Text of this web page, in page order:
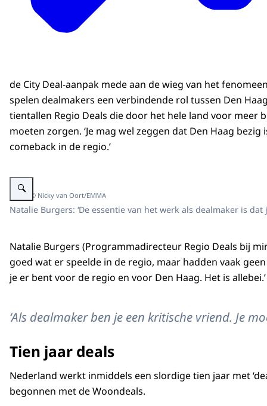
de City Deal-aanpak mede aan de wieg van het fenomeen
spelen dealmakers een verbindende rol tussen Den
tientallen Regio Deals die door het hele land voor meer
moeten zorgen. ‘Je mag wel zeggen dat Den Haag bezig
comeback in de regio.’
Vergroot afbeelding natalie burgers
Beeld: © Nicky van Oort/EMMA
Natalie Burgers: ‘De essentie van het werk als dealmaker is
Natalie Burgers (Programmadirecteur Regio Deals bij
goed wat er speelde in de regio, maar hadden vaak
je er bent voor de regio en voor Den Haag. Het is
‘Als dealmaker ben je een kritische vriend. Je
Tien jaar deals
Nederland werkt inmiddels een slordige tien jaar met
begonnen met de Woondeals.